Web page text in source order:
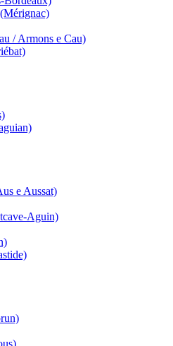
/ Armons e Cau)
e Aussat)
Aguin)